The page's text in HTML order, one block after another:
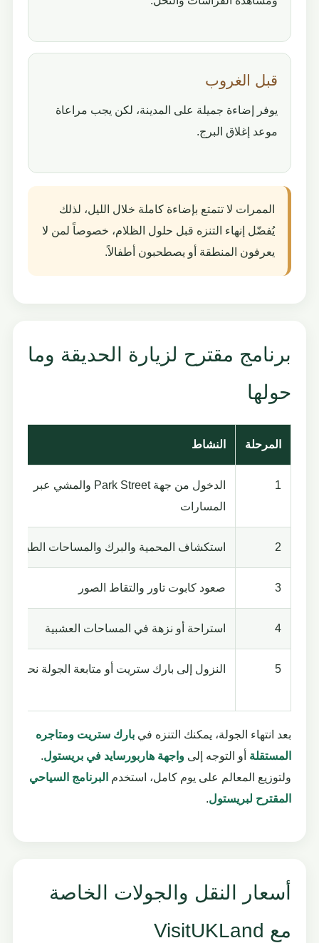
قبل الغروب
يوفر إضاءة جميلة على المدينة، لكن يجب مراعاة
موعد إغلاق البرج.
الممرات لا تتمتع بإضاءة كاملة خلال الليل، لذلك
يُفضّل إنهاء التنزه قبل حلول الظلام، خصوصاً لمن لا
يعرفون المنطقة أو يصطحبون أطفالاً.
برنامج مقترح لزيارة الحديقة وما
حولها
المرحلة النشاط
1
الدخول من جهة Park Street والمشي عبر
المسارات
2 استكشاف المحمية والبرك والمساحات الطبيعية
3 صعود كابوت تاور والتقاط الصور
4 استراحة أو نزهة في المساحات العشبية
5 النزول إلى بارك ستريت أو متابعة الجولة نحو
بعد انتهاء الجولة، يمكنك التنزه في بارك ستريت ومتاجره
المستقلة أو التوجه إلى واجهة هاربورسايد في بريستول.
ولتوزيع المعالم على يوم كامل، استخدم البرنامج السياحي
المقترح لبريستول.
أسعار النقل والجولات الخاصة
مع VisitUKLand